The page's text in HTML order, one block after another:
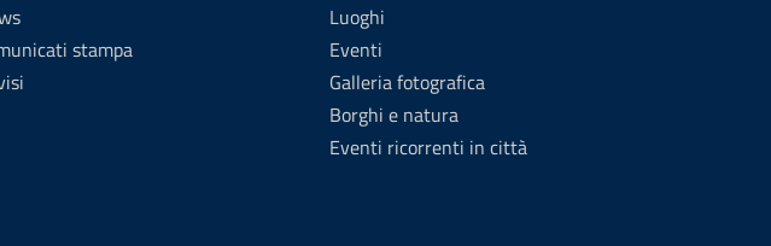
stampa
Luoghi
Eventi
Galleria fotografica
Borghi e natura
Eventi ricorrenti in città